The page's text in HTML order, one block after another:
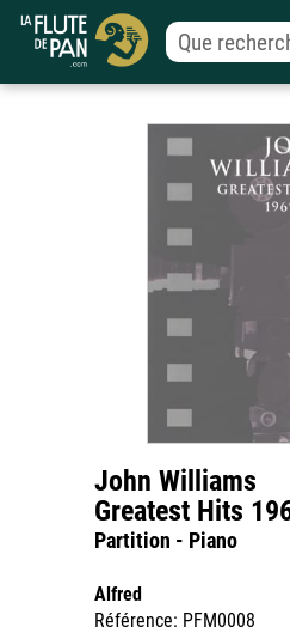
John Williams
Greatest Hits
Partition - Piano
Alfred
Référence: PFM0008